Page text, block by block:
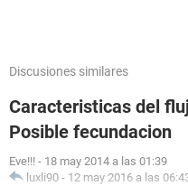
Discusiones similares
Caracteristicas del
Posible fecundacion
Eve!!! - 18 may 2014 a las 01:39
luxli90 - 12 may 2016 a las